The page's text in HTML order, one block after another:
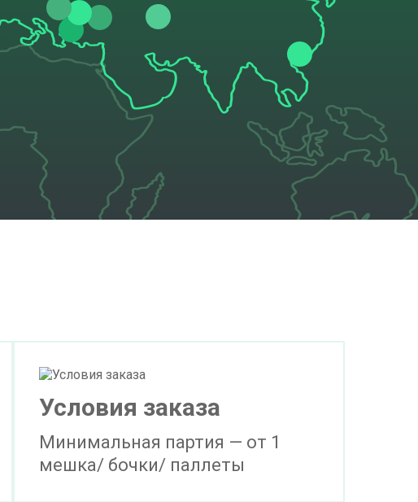
Условия заказа
Минимальная партия — от 1
мешка/ бочки/ паллеты